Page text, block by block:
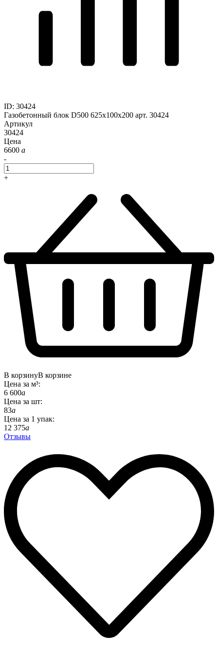
ID: 30424
Газобетонный блок D500 625x100x200 арт. 30424
Артикул
30424
Цена
6600 a
-
+
В корзинуВ корзине
Цена за м³:
6 600a
Цена за шт:
83a
Цена за 1 упак:
12 375a
Отзывы